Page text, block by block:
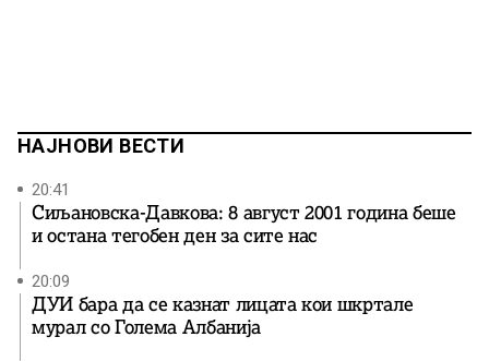
НАЈНОВИ ВЕСТИ
20:41
Сиљановска-Давкова: 8 август 2001 година беше
и остана тегобен ден за сите нас
20:09
ДУИ бара да се казнат лицата кои шкртале
мурал со Голема Албанија